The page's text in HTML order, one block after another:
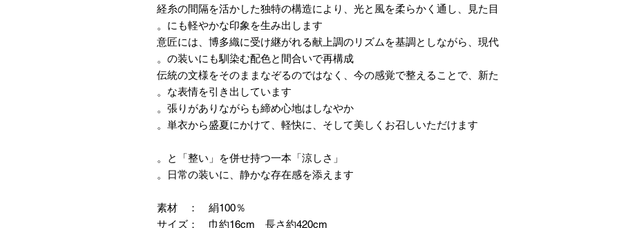
経糸の間隔を活かした独特の構造により、光と風を柔らかく通し、見た目
にも軽やかな印象を生み出します。
意匠には、博多織に受け継がれる献上調のリズムを基調としながら、現代
の装いにも馴染む配色と間合いで再構成。
伝統の文様をそのままなぞるのではなく、今の感覚で整えることで、新た
な表情を引き出しています。
張りがありながらも締め心地はしなやか。
単衣から盛夏にかけて、軽快に、そして美しくお召しいただけます。
「涼しさ」と「整い」を併せ持つ一本。
日常の装いに、静かな存在感を添えます。
素材 ： 絹100％
サイズ： 巾約16cm 長さ約420cm